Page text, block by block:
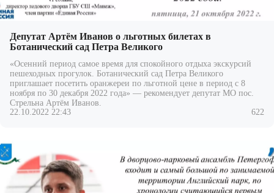
Депутат Артём Иванов о льготных билетах в
Ботанический сад Петра Великого
«Осенний период самое время для спокойного отдыха экскурсий
пешеходных прогулок. Ботанический сад Петра Великого
приглашает посетить оранжереи по льготной цене в период с 8
ноября по 30 декабря 2022 года» — рекомендует депутат МО пос.
Стрельна Артём Иванов
22.10.2022 22:43
622